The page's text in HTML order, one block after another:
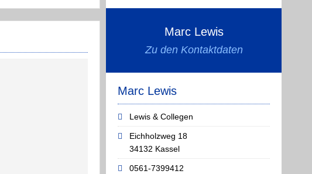
Marc Lewis
Zu den Kontaktdaten
Marc Lewis
Lewis & Collegen
Eichholzweg 18
34132 Kassel
0561-7399412